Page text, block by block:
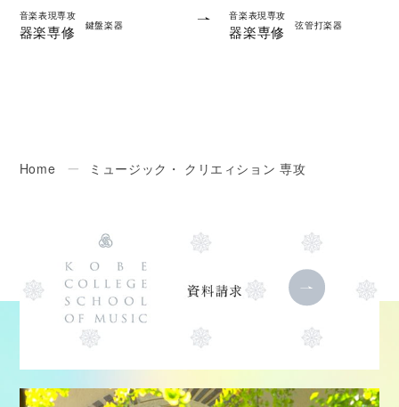
音楽表現専攻
器楽専修 鍵盤楽器
音楽表現専攻
器楽専修 弦管打楽器
Home ー ミュージック・ クリエィション 専攻